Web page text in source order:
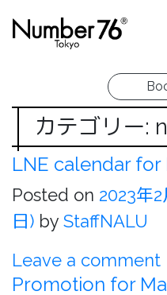
カテゴリー:
LNE calendar
Posted on 2023年2
日) by StaffNALU
Leave a comment
Promotion for